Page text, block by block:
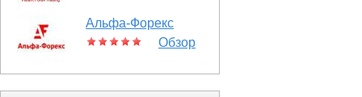
Альфа-Форекс
Обзор